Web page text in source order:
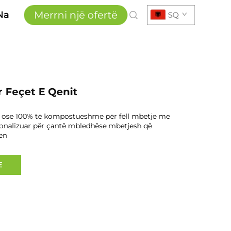
Merrni një ofertë SQ
Feçet E Qenit
100% të kompostueshme për fëll mbetje me
për çantë mbledhëse mbetjesh që